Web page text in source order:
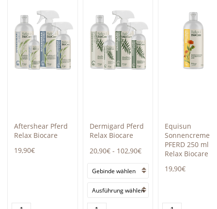
Aftershear Pferd
Relax Biocare
19,90€
Dermigard Pferd
Relax Biocare
20,90€ - 102,90€
Equisun
Sonnencreme
PFERD 250 ml
Relax Biocare
19,90€